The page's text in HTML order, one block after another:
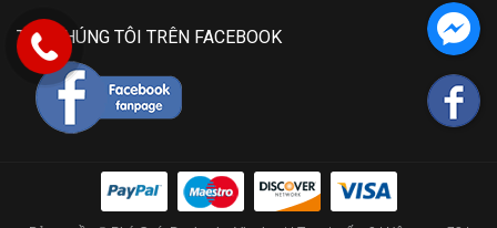
TÌM CHÚNG TÔI TRÊN FACEBOOK